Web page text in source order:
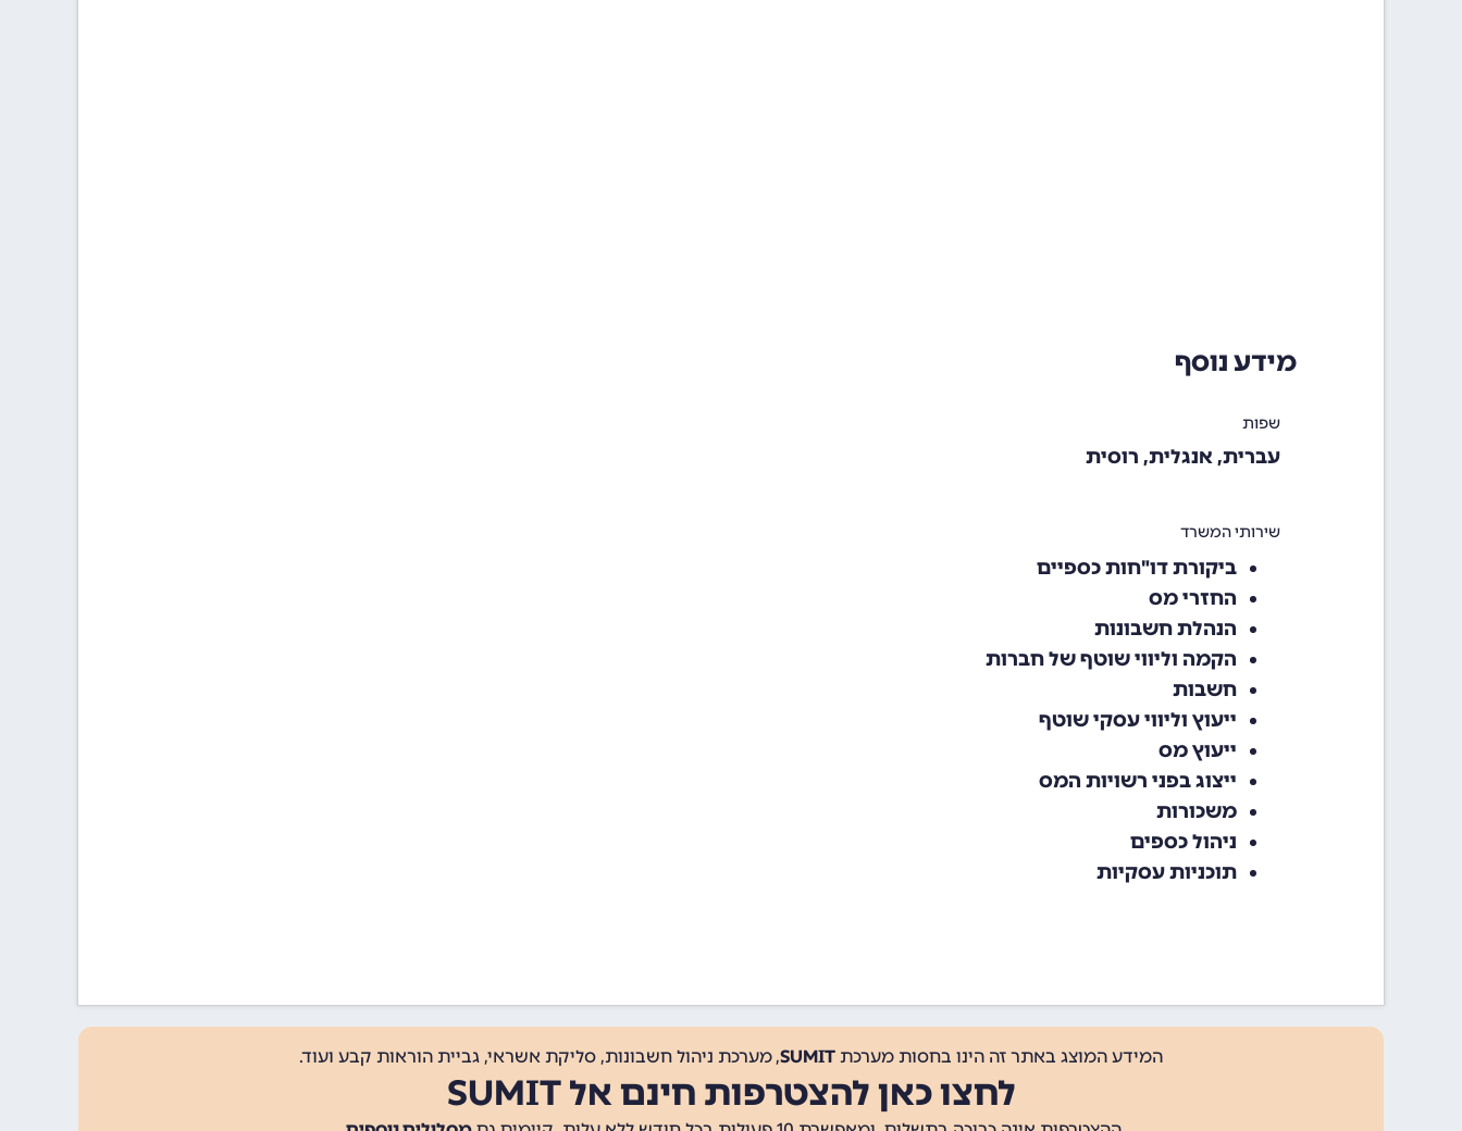
מידע נוסף
שפות
עברית‏, אנגלית‏, רוסית
שירותי המשרד
ביקורת דו"חות כספיים‏
החזרי מס‏
הנהלת חשבונות‏
הקמה וליווי שוטף של חברות‏
חשבות‏
ייעוץ וליווי עסקי שוטף
ייעוץ מס‏
ייצוג בפני רשויות המס‏
משכורות‏
ניהול כספים‏
תוכניות עסקיות‏
המידע המוצג באתר זה הינו בחסות מערכת SUMIT, מערכת ניהול חשבונות, סליקת אשראי, גביית הוראות קבע ועוד.
לחצו כאן להצטרפות חינם אל SUMIT